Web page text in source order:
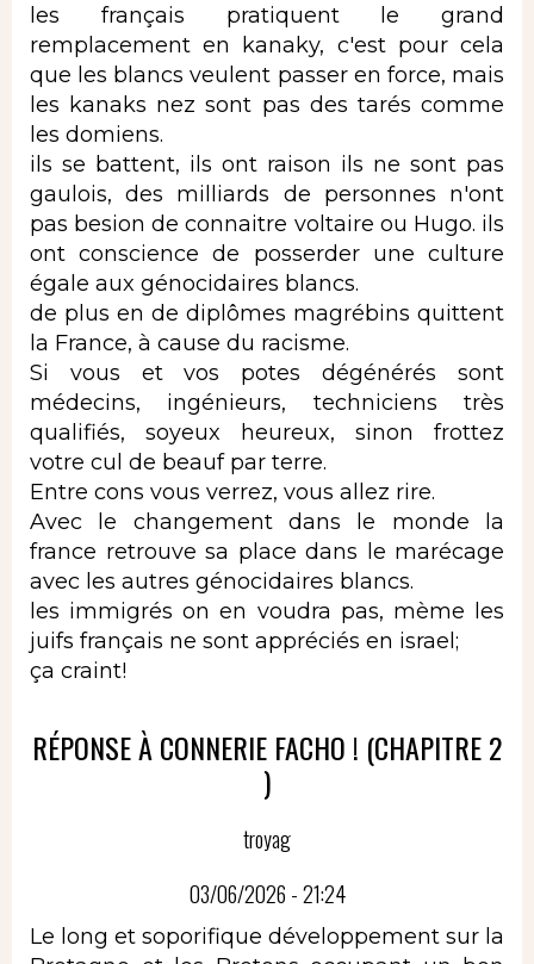
les français pratiquent le grand
remplacement en kanaky, c'est pour cela
que les blancs veulent passer en force, mais
les kanaks nez sont pas des tarés comme
les domiens.
ils se battent, ils ont raison ils ne sont pas
gaulois, des milliards de personnes n'ont
pas besion de connaitre voltaire ou Hugo. ils
ont conscience de posserder une culture
égale aux génocidaires blancs.
de plus en de diplômes magrébins quittent
la France, à cause du racisme.
Si vous et vos potes dégénérés sont
médecins, ingénieurs, techniciens très
qualifiés, soyeux heureux, sinon frottez
votre cul de beauf par terre.
Entre cons vous verrez, vous allez rire.
Avec le changement dans le monde la
france retrouve sa place dans le marécage
avec les autres génocidaires blancs.
les immigrés on en voudra pas, mème les
juifs français ne sont appréciés en israel;
ça craint!
RÉPONSE À CONNERIE FACHO ! (CHAPITRE 2
)
troyag
03/06/2026 - 21:24
Le long et soporifique développement sur la